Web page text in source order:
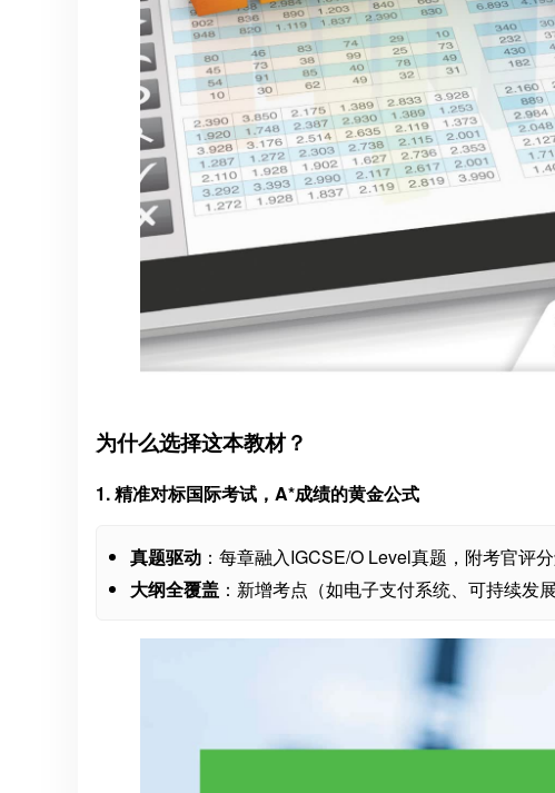
为什么选择这本教材？
1. 精准对标国际考试，A*成绩的黄金公式
真题驱动 ：每章融入IGCSE/O Level真题，附考官评分
大纲全覆盖 ：新增考点（如电子支付系统、可持续发